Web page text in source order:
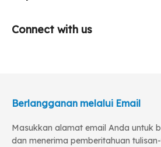
Connect with us
Berlangganan melalui Email
Masukkan alamat email Anda untuk
dan menerima pemberitahuan